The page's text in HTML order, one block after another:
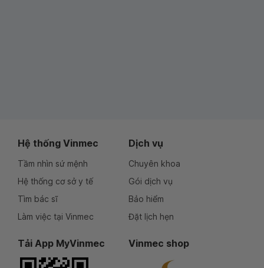
Hệ thống Vinmec
Tầm nhìn sứ mệnh
Hệ thống cơ sở y tế
Tìm bác sĩ
Làm việc tại Vinmec
Dịch vụ
Chuyên khoa
Gói dịch vụ
Bảo hiểm
Đặt lịch hẹn
Tải App MyVinmec Vinmec shop